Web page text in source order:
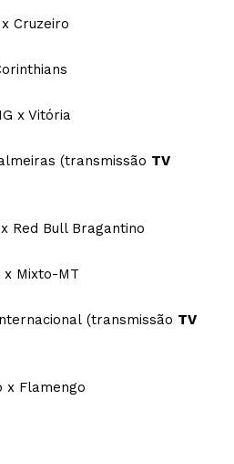
Cruzeiro
x Vitória
(transmissão TV
Red Bull Bragantino
Mixto-MT
(transmissão TV
x Flamengo